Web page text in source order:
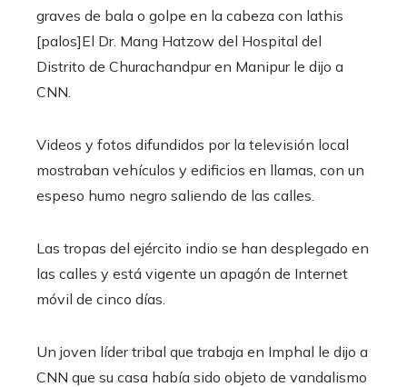
graves de bala o golpe en la cabeza con lathis
[palos]El Dr. Mang Hatzow del Hospital del
Distrito de Churachandpur en Manipur le dijo a
CNN.
Videos y fotos difundidos por la televisión local
mostraban vehículos y edificios en llamas, con un
espeso humo negro saliendo de las calles.
Las tropas del ejército indio se han desplegado en
las calles y está vigente un apagón de Internet
móvil de cinco días.
Un joven líder tribal que trabaja en Imphal le dijo a
CNN que su casa había sido objeto de vandalismo